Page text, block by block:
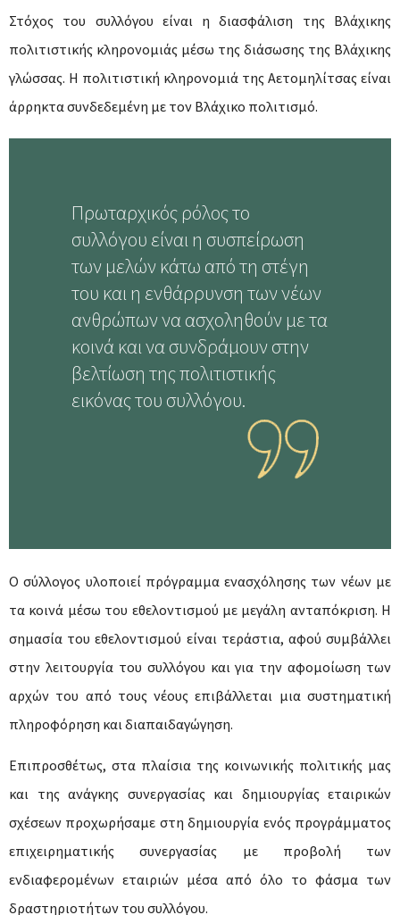
Στόχος του συλλόγου είναι η διασφάλιση της Βλάχικης
πολιτιστικής κληρονομιάς μέσω της διάσωσης της Βλάχικης
γλώσσας. Η πολιτιστική κληρονομιά της Αετομηλίτσας είναι
άρρηκτα συνδεδεμένη με τον Βλάχικο πολιτισμό.
Πρωταρχικός ρόλος το
συλλόγου είναι η συσπείρωση
των μελών κάτω από τη στέγη
του και η ενθάρρυνση των νέων
ανθρώπων να ασχοληθούν με τα
κοινά και να συνδράμουν στην
βελτίωση της πολιτιστικής
εικόνας του συλλόγου.
Ο σύλλογος υλοποιεί πρόγραμμα ενασχόλησης των νέων με
τα κοινά μέσω του εθελοντισμού με μεγάλη ανταπόκριση. Η
σημασία του εθελοντισμού είναι τεράστια, αφού συμβάλλει
στην λειτουργία του συλλόγου και για την αφομοίωση των
αρχών του από τους νέους επιβάλλεται μια συστηματική
πληροφόρηση και διαπαιδαγώγηση.
Επιπροσθέτως, στα πλαίσια της κοινωνικής πολιτικής μας
και της ανάγκης συνεργασίας και δημιουργίας εταιρικών
σχέσεων προχωρήσαμε στη δημιουργία ενός προγράμματος
επιχειρηματικής συνεργασίας με προβολή των
ενδιαφερομένων εταιριών μέσα από όλο το φάσμα των
δραστηριοτήτων του συλλόγου.